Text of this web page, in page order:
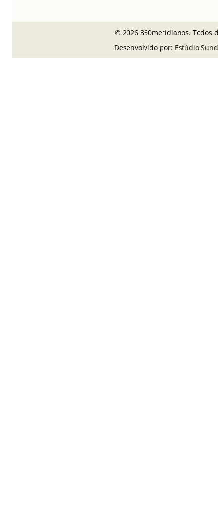
© 2026 360meridianos. Todos
Desenvolvido por: Estúdio